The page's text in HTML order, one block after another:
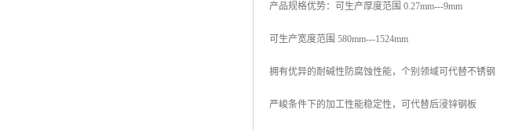
产品规格优势：可生产厚度范围 0.27mm---9mm
可生产宽度范围 580mm---1524mm
拥有优异的耐碱性防腐蚀性能，个别领域可代替不锈钢
严峻条件下的加工性能稳定性，可代替后浸锌钢板